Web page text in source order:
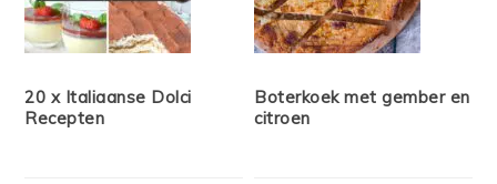
20 x Italiaanse Dolci
Recepten
Boterkoek met gember en
citroen